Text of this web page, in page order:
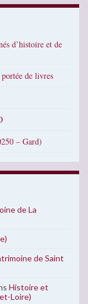
d’histoire et de
de livres
– Gard)
de La
de Saint
Histoire et
Loire)